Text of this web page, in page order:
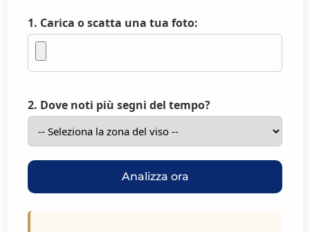
1. Carica o scatta una tua foto:
2. Dove noti più segni del tempo?
Analizza ora